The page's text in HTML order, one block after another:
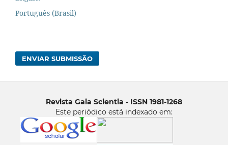
Português (Brasil)
ENVIAR SUBMISSÃO
Revista Gaia Scientia - ISSN 1981-1268
Este periódico está indexado em: